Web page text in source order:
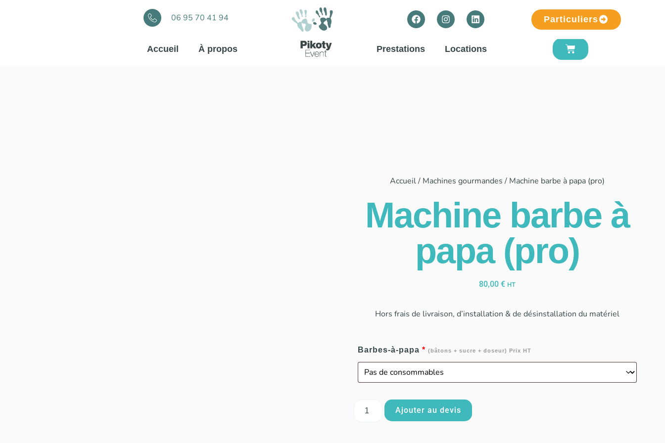
06 95 70 41 94 Particuliers
Accueil À propos Prestations Locations
Accueil/ Machines gourmandes / Machine barbe à papa (pro)
Machine barbe à
papa (pro)
80,00 € HT
Hors frais de livraison, d’installation & de désinstallation du matériel
Barbes-à-papa * (bâtons + sucre + doseur) Prix HT
Ajouter au devis